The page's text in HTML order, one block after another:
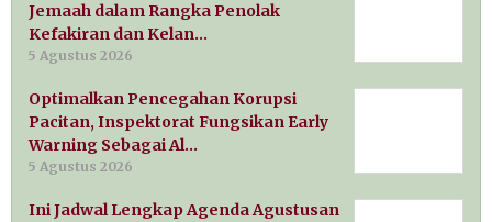
Jemaah dalam Rangka Penolak
Kefakiran dan Kelan…
5 Agustus 2026
Optimalkan Pencegahan Korupsi
Pacitan, Inspektorat Fungsikan Early
Warning Sebagai Al…
5 Agustus 2026
Ini Jadwal Lengkap Agenda Agustusan